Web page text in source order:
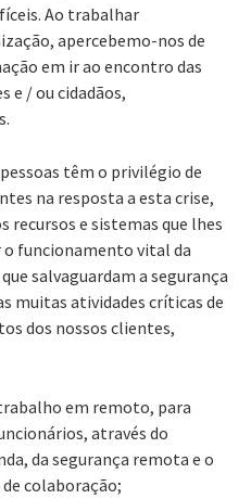
Ao trabalhar
apercebemo-nos de
em ir ao encontro das
e / ou cidadãos,
têm o privilégio de
na resposta a esta crise,
e sistemas que lhes
funcionamento vital da
salvaguardam a segurança
muitas atividades críticas de
dos nossos clientes,
em remoto, para
através do
da segurança remota e o
colaboração;